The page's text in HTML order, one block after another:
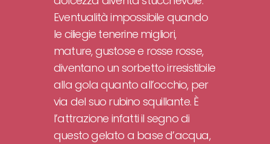
Eventualità impossibile quando
le ciliegie tenerine migliori,
mature, gustose e rosse rosse,
diventano un sorbetto irresistibile
alla gola quanto all’occhio, per
via del suo rubino squillante. È
l’attrazione infatti il segno di
questo gelato a base d’acqua,